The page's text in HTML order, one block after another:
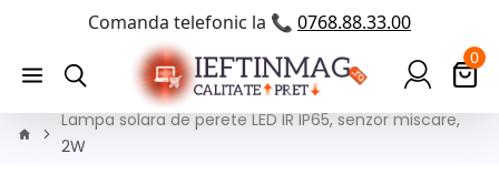
Comanda telefonic la 📞 0768.88.33.00
0
Lampa solara de perete LED IR IP65, senzor miscare,
2W